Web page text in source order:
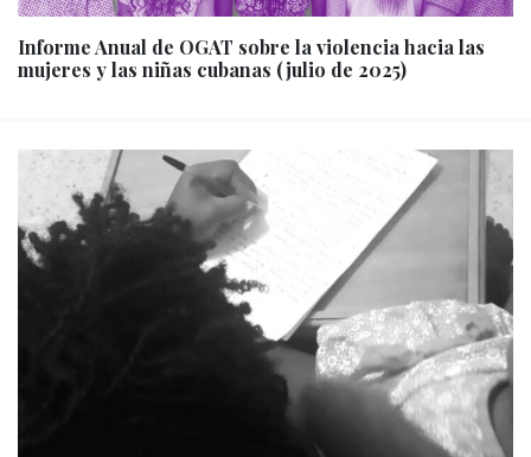
Informe Anual de OGAT sobre la violencia hacia las
mujeres y las niñas cubanas (julio de 2025)